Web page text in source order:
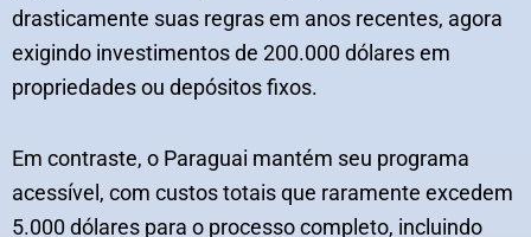
drasticamente suas regras em anos recentes, agora
exigindo investimentos de 200.000 dólares em
propriedades ou depósitos fixos.
Em contraste, o Paraguai mantém seu programa
acessível, com custos totais que raramente excedem
5.000 dólares para o processo completo, incluindo